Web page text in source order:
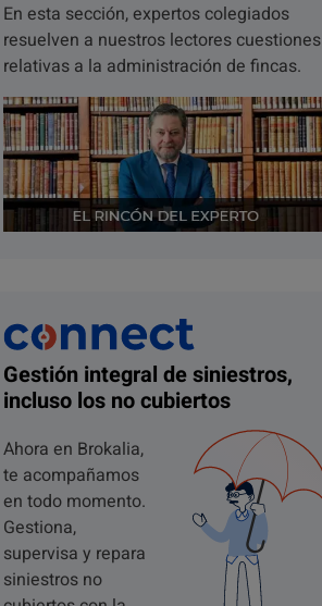
En esta sección, expertos colegiados
resuelven a nuestros lectores cuestiones
relativas a la administración de fincas.
Gestión integral de siniestros,
incluso los no cubiertos
Ahora en Brokalia,
te acompañamos
en todo momento.
Gestiona,
supervisa y repara
siniestros no